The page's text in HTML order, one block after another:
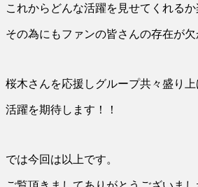
これからどんな活躍を見せてくれるか
その為にもファンの皆さんの存在が欠
桜木さんを応援しグループ共々盛り上
活躍を期待します！！
では今回は以上です。